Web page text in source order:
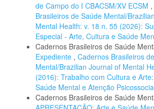
de Campo do I CBACSM/XV ECSM ,
Brasileiros de Saúde Mental/
Mental Health: v. 18 n. 55 (2026):
Especial - Arte, Cultura e Saúde
Cadernos Brasileiros de Saúde
Expediente , Cadernos Brasileiros
Mental/Brazilian Journal of Mental
(2016): Trabalho com Cultura e
Saúde Mental e Atenção
Cadernos Brasileiros de Saúde